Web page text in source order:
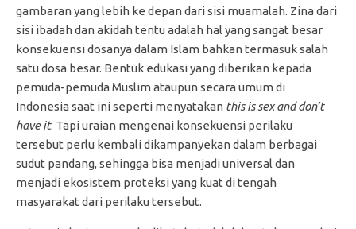
gambaran yang lebih ke depan dari sisi muamalah. Zina dari
sisi ibadah dan akidah tentu adalah hal yang sangat besar
konsekuensi dosanya dalam Islam bahkan termasuk salah
satu dosa besar. Bentuk edukasi yang diberikan kepada
pemuda-pemuda Muslim ataupun secara umum di
Indonesia saat ini seperti menyatakan this is sex and don’t
have it. Tapi uraian mengenai konsekuensi perilaku
tersebut perlu kembali dikampanyekan dalam berbagai
sudut pandang, sehingga bisa menjadi universal dan
menjadi ekosistem proteksi yang kuat di tengah
masyarakat dari perilaku tersebut.